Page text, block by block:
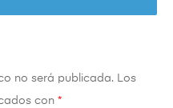
no será publicada. Los
con *